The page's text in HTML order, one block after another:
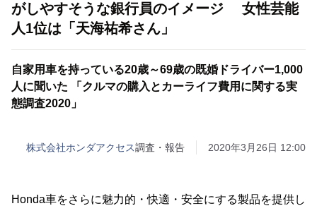
がしやすそうな銀行員のイメージ 女性芸能
人1位は「天海祐希さん」
自家用車を持っている20歳～69歳の既婚ドライバー1,000
人に聞いた 「クルマの購入とカーライフ費用に関する実
態調査2020」
株式会社ホンダアクセス調査・報告 2020年3月26日 12:00
Honda車をさらに魅力的・快適・安全にする製品を提供し